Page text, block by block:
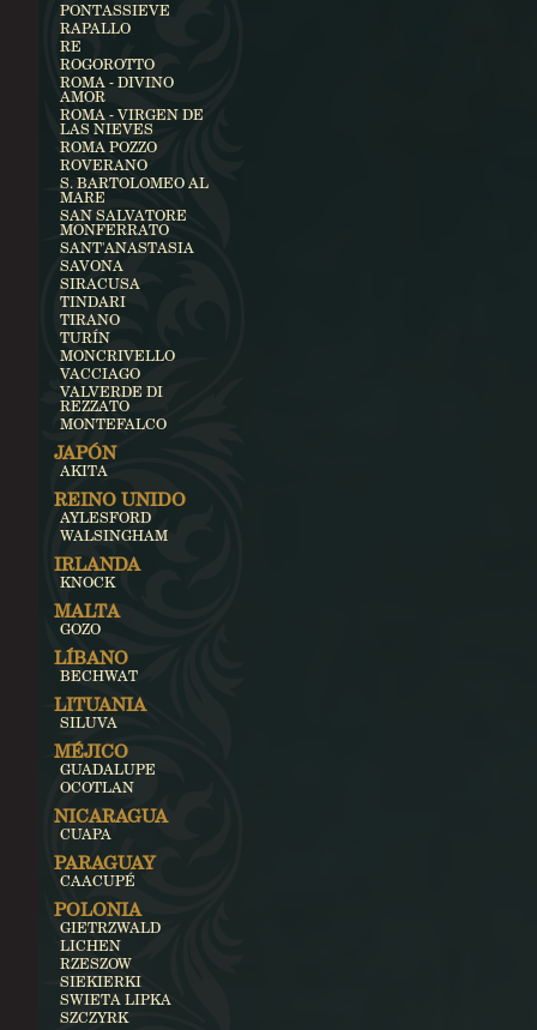
PONTASSIEVE
RAPALLO
RE
ROGOROTTO
ROMA - DIVINO
AMOR
ROMA - VIRGEN DE
LAS NIEVES
ROMA POZZO
ROVERANO
S. BARTOLOMEO AL
MARE
SAN SALVATORE
MONFERRATO
SANT'ANASTASIA
SAVONA
SIRACUSA
TINDARI
TIRANO
TURÍN
MONCRIVELLO
VACCIAGO
VALVERDE DI
REZZATO
MONTEFALCO
JAPÓN
AKITA
REINO UNIDO
AYLESFORD
WALSINGHAM
IRLANDA
KNOCK
MALTA
GOZO
LÍBANO
BECHWAT
LITUANIA
SILUVA
MÉJICO
GUADALUPE
OCOTLAN
NICARAGUA
CUAPA
PARAGUAY
CAACUPÉ
POLONIA
GIETRZWALD
LICHEN
RZESZOW
SIEKIERKI
SWIETA LIPKA
SZCZYRK